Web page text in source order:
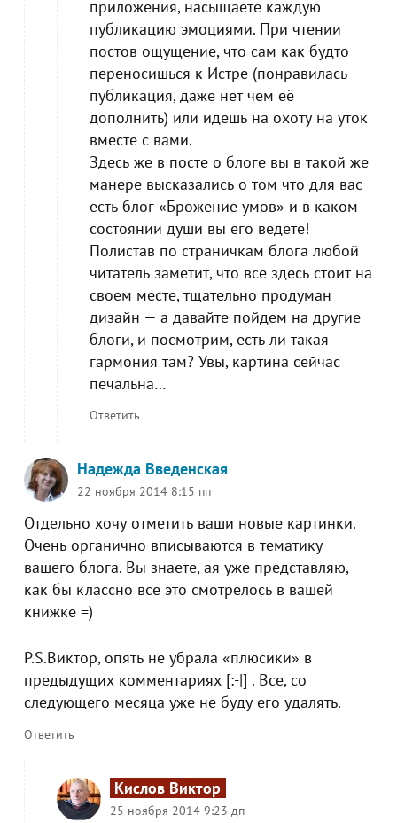
приложения, насыщаете каждую
публикацию эмоциями. При чтении
постов ощущение, что сам как будто
переносишься к Истре (понравилась
публикация, даже нет чем её
дополнить) или идешь на охоту на уток
вместе с вами.
Здесь же в посте о блоге вы в такой же
манере высказались о том что для вас
есть блог «Брожение умов» и в каком
состоянии души вы его ведете!
Полистав по страничкам блога любой
читатель заметит, что все здесь стоит на
своем месте, тщательно продуман
дизайн — а давайте пойдем на другие
блоги, и посмотрим, есть ли такая
гармония там? Увы, картина сейчас
печальна…
Ответить
Надежда Введенская
22 ноября 2014 8:15 пп
Отдельно хочу отметить ваши новые картинки.
Очень органично вписываются в тематику
вашего блога. Вы знаете, ая уже представляю,
как бы классно все это смотрелось в вашей
книжке =)
P.S.Виктор, опять не убрала «плюсики» в
предыдущих комментариях [:-|] . Все, со
следующего месяца уже не буду его удалять.
Ответить
Кислов Виктор
25 ноября 2014 9:23 дп